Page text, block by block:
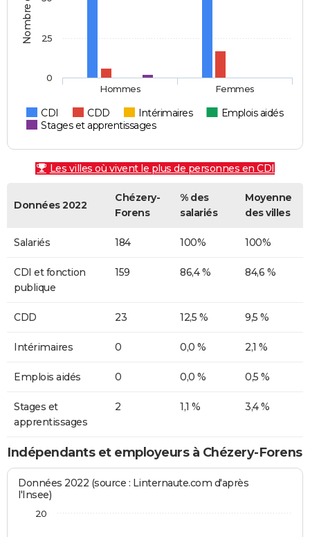
CDI CDD Intérimaires
Emplois aidés
Stages et apprentissages
Hommes Femmes
0
25
Les villes où vivent le plus de personnes en CDI
Données 2022
Chézery-
Forens
% des
salariés
Moyenne
des villes
Salariés 184 100% 100%
CDI et fonction
publique
159 86,4 % 84,6 %
CDD 23 12,5 % 9,5 %
Intérimaires 0 0,0 % 2,1 %
Emplois aidés 0 0,0 % 0,5 %
Stages et
apprentissages
2 1,1 % 3,4 %
Indépendants et employeurs à Chézery-Forens
Données 2022 (source : Linternaute.com d'après
l'Insee)
20